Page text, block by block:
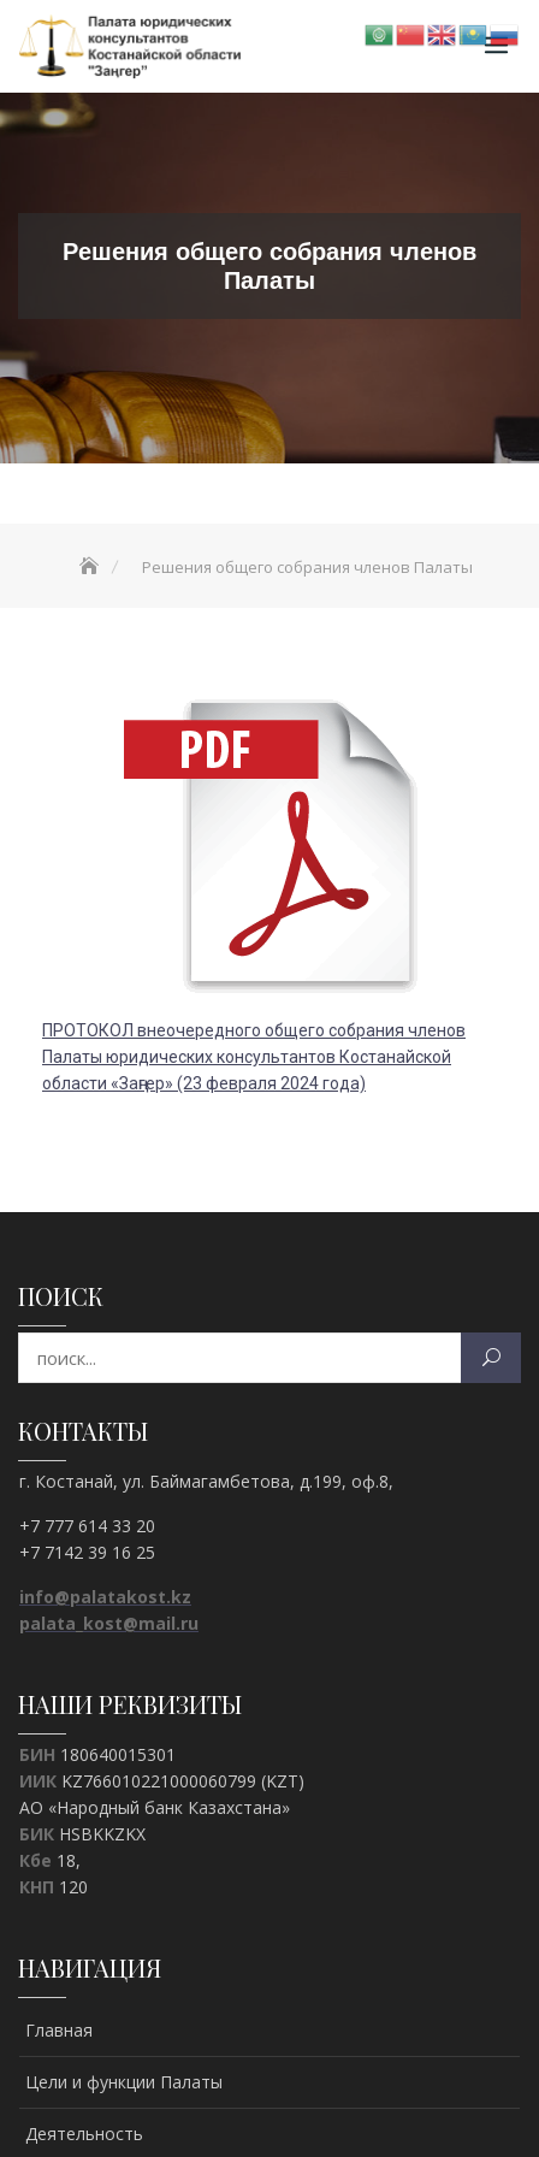
Решения общего собрания членов
Палаты
Решения общего собрания членов Палаты
ПРОТОКОЛ внеочередного общего собрания членов
Палаты юридических консультантов Костанайской
области «Заңгер» (23 февраля 2024 года)
ПОИСК
КОНТАКТЫ
г. Костанай, ул. Баймагамбетова, д.199, оф.8,
+7 777 614 33 20
+7 7142 39 16 25
info@palatakost.kz
palata_kost@mail.ru
НАШИ РЕКВИЗИТЫ
БИН 180640015301
ИИК KZ766010221000060799 (KZT)
АО «Народный банк Казахстана»
БИК HSBKKZKX
Кбе 18,
КНП 120
НАВИГАЦИЯ
Главная
Цели и функции Палаты
Деятельность